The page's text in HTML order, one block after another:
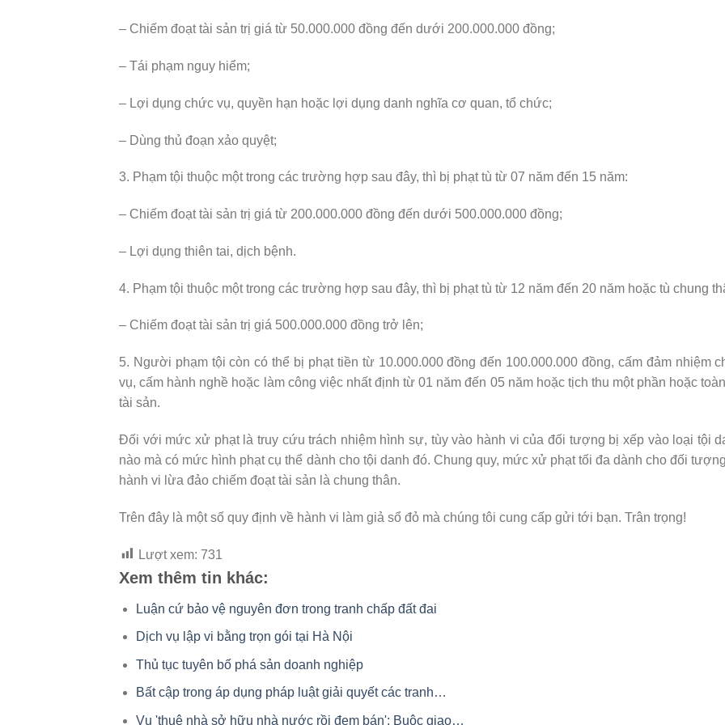
– Chiếm đoạt tài sản trị giá từ 50.000.000 đồng đến dưới 200.000.000 đồng;
– Tái phạm nguy hiểm;
– Lợi dụng chức vụ, quyền hạn hoặc lợi dụng danh nghĩa cơ quan, tổ chức;
– Dùng thủ đoạn xảo quyệt;
3. Phạm tội thuộc một trong các trường hợp sau đây, thì bị phạt tù từ 07 năm đến 15 năm:
– Chiếm đoạt tài sản trị giá từ 200.000.000 đồng đến dưới 500.000.000 đồng;
– Lợi dụng thiên tai, dịch bệnh.
4. Phạm tội thuộc một trong các trường hợp sau đây, thì bị phạt tù từ 12 năm đến 20 năm hoặc tù chung
– Chiếm đoạt tài sản trị giá 500.000.000 đồng trở lên;
5. Người phạm tội còn có thể bị phạt tiền từ 10.000.000 đồng đến 100.000.000 đồng, cấm đảm nhiệm
vụ, cấm hành nghề hoặc làm công việc nhất định từ 01 năm đến 05 năm hoặc tịch thu một phần hoặc
tài sản.
Đối với mức xử phạt là truy cứu trách nhiệm hình sự, tùy vào hành vi của đối tượng bị xếp vào loại tội
nào mà có mức hình phạt cụ thể dành cho tội danh đó. Chung quy, mức xử phạt tối đa dành cho đối
hành vi lừa đảo chiếm đoạt tài sản là chung thân.
Trên đây là một số quy định về hành vi làm giả sổ đỏ mà chúng tôi cung cấp gửi tới bạn. Trân trọng!
Lượt xem: 731
Xem thêm tin khác:
Luận cứ bảo vệ nguyên đơn trong tranh chấp đất đai
Dịch vụ lập vi bằng trọn gói tại Hà Nội
Thủ tục tuyên bố phá sản doanh nghiệp
Bất cập trong áp dụng pháp luật giải quyết các tranh…
Vụ 'thuê nhà sở hữu nhà nước rồi đem bán': Buộc giao…